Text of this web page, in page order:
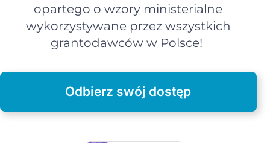
opartego o wzory ministerialne
wykorzystywane przez wszystkich
grantodawców w Polsce!
Odbierz swój dostęp